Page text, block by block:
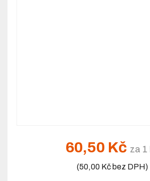
60,50 Kč za 1
(50,00 Kč bez DPH)